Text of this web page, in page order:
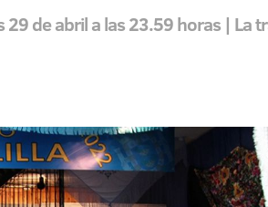
de abril a las 23.59 horas | La